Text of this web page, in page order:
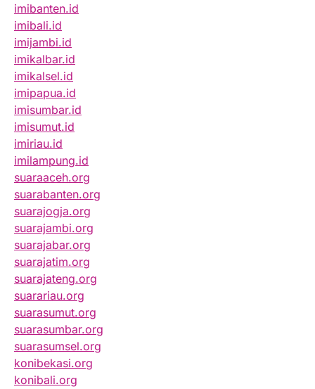
imibanten.id
imibali.id
imijambi.id
imikalbar.id
imikalsel.id
imipapua.id
imisumbar.id
imisumut.id
imiriau.id
imilampung.id
suaraaceh.org
suarabanten.org
suarajogja.org
suarajambi.org
suarajabar.org
suarajatim.org
suarajateng.org
suarariau.org
suarasumut.org
suarasumbar.org
suarasumsel.org
konibekasi.org
konibali.org